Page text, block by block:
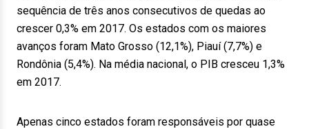
sequência de três anos consecutivos de quedas ao
crescer 0,3% em 2017. Os estados com os maiores
avanços foram Mato Grosso (12,1%), Piauí (7,7%) e
Rondônia (5,4%). Na média nacional, o PIB cresceu 1,3%
em 2017.
Apenas cinco estados foram responsáveis por quase